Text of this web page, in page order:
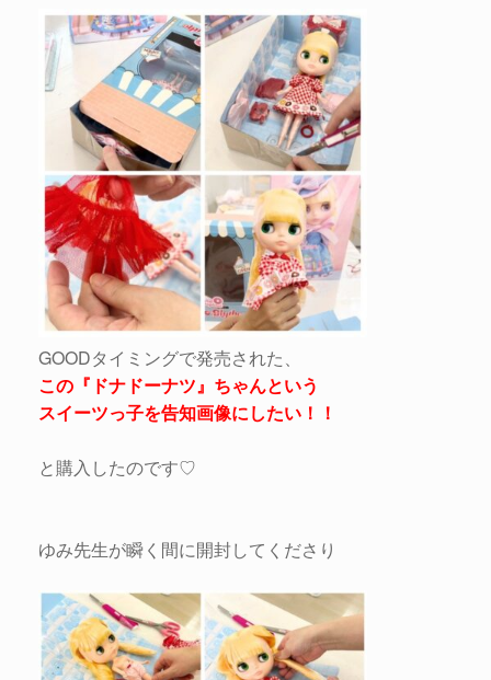
GOODタイミングで発売された、
この『ドナドーナツ』ちゃんという
スイーツっ子を告知画像にしたい！！
と購入したのです♡
ゆみ先生が瞬く間に開封してくださり